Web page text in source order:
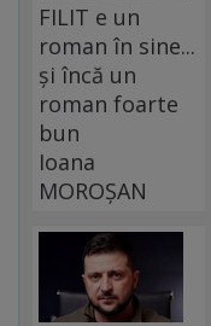
FILIT e un
roman în sine...
și încă un
roman foarte
bun
Ioana
MOROȘAN